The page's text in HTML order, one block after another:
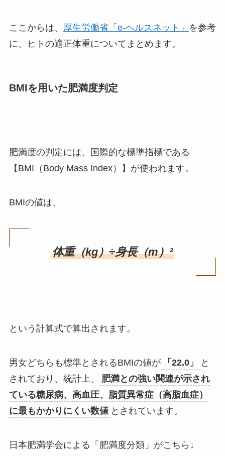
ここからは、 厚生労働省「e-ヘルスネット」 を参考
に、ヒトの適正体重についてまとめます。
BMIを用いた肥満度判定
肥満度の判定には、国際的な標準指標である
【BMI（Body Mass Index）】が使われます。
BMIの値は、
体重（kg）÷身長（m）²
という計算式で算出されます。
男女どちらも標準とされるBMIの値が 「22.0」
と
されており、統計上、
肥満との強い関連が示され
ている糖尿病、高血圧、脂質異常症（高脂血症）
に最もかかりにくい数値 とされています。
日本肥満学会による「肥満度分類」がこちら↓